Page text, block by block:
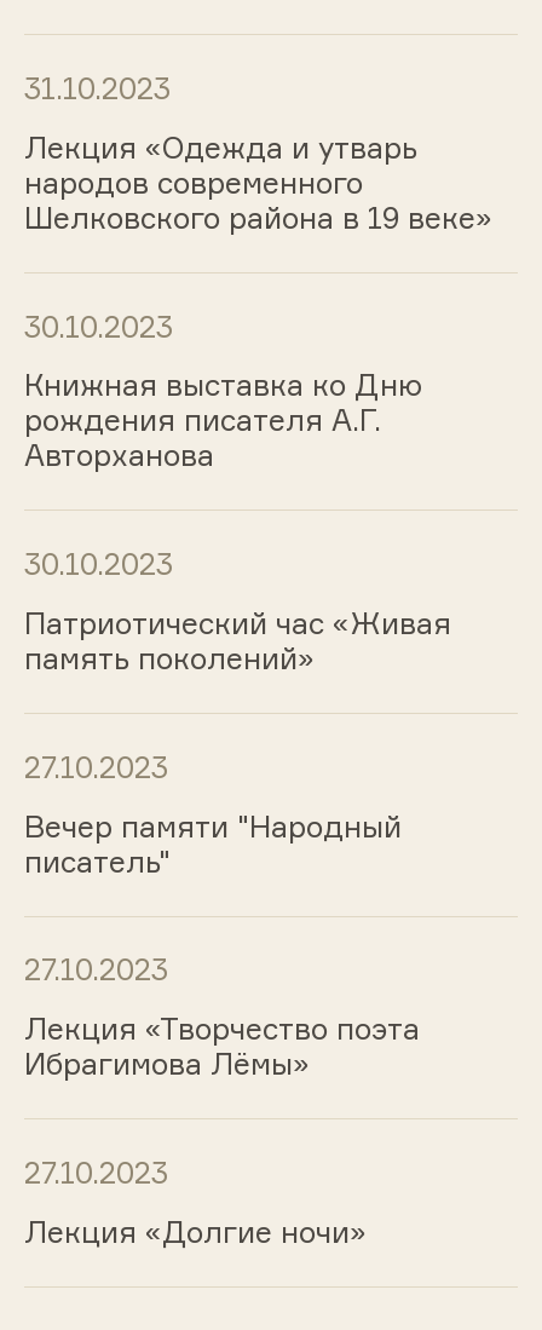
31.10.2023
Лекция «Одежда и утварь
народов современного
Шелковского района в 19 веке»
30.10.2023
Книжная выставка ко Дню
рождения писателя А.Г.
Авторханова
30.10.2023
Патриотический час «Живая
память поколений»
27.10.2023
Вечер памяти "Народный
писатель"
27.10.2023
Лекция «Творчество поэта
Ибрагимова Лёмы»
27.10.2023
Лекция «Долгие ночи»